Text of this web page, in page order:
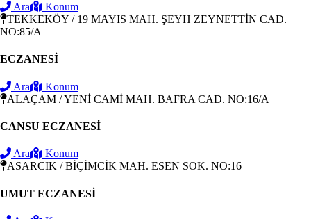
Ara
Konum
TEKKEKÖY / 19 MAYIS MAH. ŞEYH ZEYNETTİN CAD.
NO:85/A
ECZANESİ
Ara
Konum
ALAÇAM / YENİ CAMİ MAH. BAFRA CAD. NO:16/A
CANSU ECZANESİ
Ara
Konum
ASARCIK / BİÇİMCİK MAH. ESEN SOK. NO:16
UMUT ECZANESİ